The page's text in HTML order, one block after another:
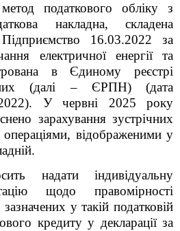
податкового обліку з
накладна, складена
16.03.2022 за
електричної енергії та
в Єдиному реєстрі
(далі – ЄРПН) (дата
У червні 2025 року
зарахування зустрічних
відображеними у
надати індивідуальну
щодо правомірності
у такій податковій
кредиту у декларації за